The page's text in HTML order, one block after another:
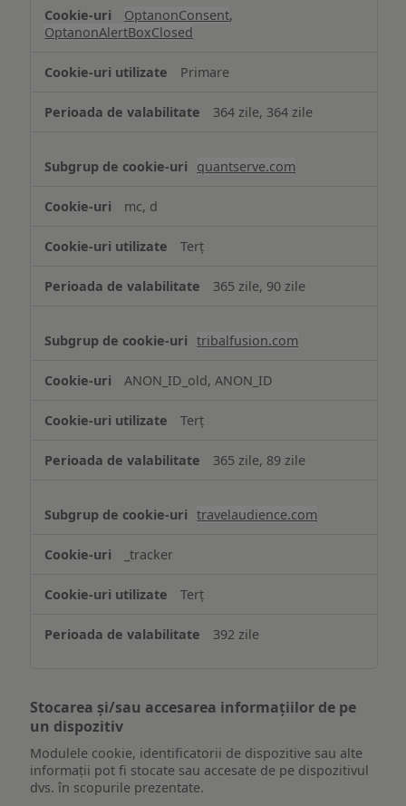
OptanonConsent,
OptanonAlertBoxClosed
Primare
364 zile, 364 zile
quantserve.com
mc, d
Terț
365 zile, 90 zile
tribalfusion.com
ANON_ID_old, ANON_ID
Terț
365 zile, 89 zile
travelaudience.com
_tracker
Terț
392 zile
Stocarea și/sau accesarea informațiilor de pe
un dispozitiv
Modulele cookie, identificatorii de dispozitive sau alte
informații pot fi stocate sau accesate de pe dispozitivul
dvs. în scopurile prezentate.